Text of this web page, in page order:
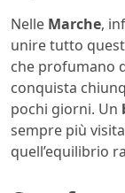
Nelle Marche,
unire tutto
che profumano
conquista
pochi giorni. Un
sempre più
quell’equilibrio